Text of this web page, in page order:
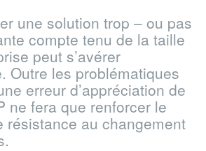
une solution trop – ou pas
compte tenu de la taille
peut s’avérer
Outre les problématiques
erreur d’appréciation de
ne fera que renforcer le
résistance au changement